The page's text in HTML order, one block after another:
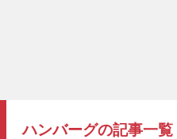
ハンバーグの記事一覧